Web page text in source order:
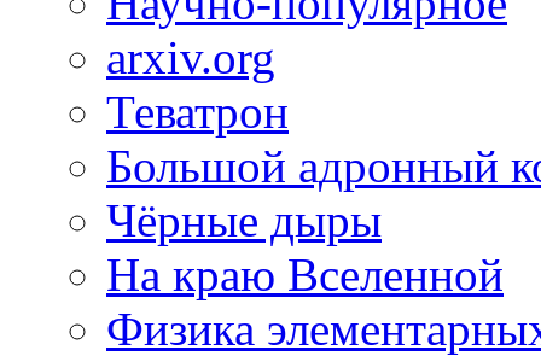
arxiv.org
Теватрон
Большой адронный
Чёрные дыры
На краю Вселенной
Физика